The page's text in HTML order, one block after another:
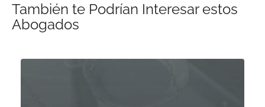
También te Podrían Interesar estos
Abogados